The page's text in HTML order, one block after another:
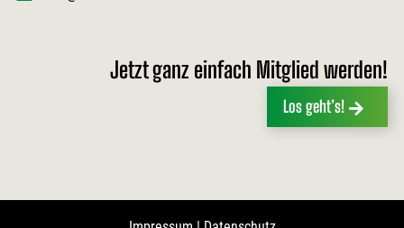
Jetzt ganz einfach Mitglied werden!
Los geht’s!